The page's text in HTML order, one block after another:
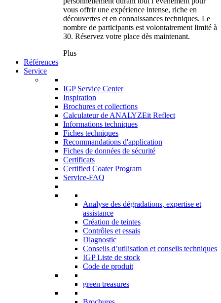
vous offrir une expérience intense, riche en
découvertes et en connaissances techniques. Le
nombre de participants est volontairement limité à
30. Réservez votre place dès maintenant.
Plus
Références
Service
IGP Service Center
Inspiration
Brochures et collections
Calculateur de ANALYZEit Reflect
Informations techniques
Fiches techniques
Recommandations d'application
Fiches de données de sécurité
Certificats
Certified Coater Program
Service-FAQ
Analyse des dégradations, expertise et
assistance
Création de teintes
Contrôles et essais
Diagnostic
Conseils d’utilisation et conseils techniques
IGP Liste de stock
Code de produit
green treasures